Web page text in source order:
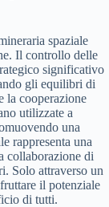
spaziale
Il controllo delle
significativo
gli equilibri di
la cooperazione
utilizzate a
una
rappresenta una
collaborazione di
Solo attraverso un
il potenziale
di tutti.